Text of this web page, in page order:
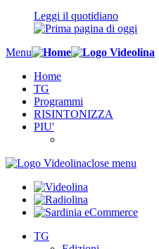
Leggi il quotidiano
Menu
Home
TG
Programmi
RISINTONIZZA
PIU'
close menu
TG